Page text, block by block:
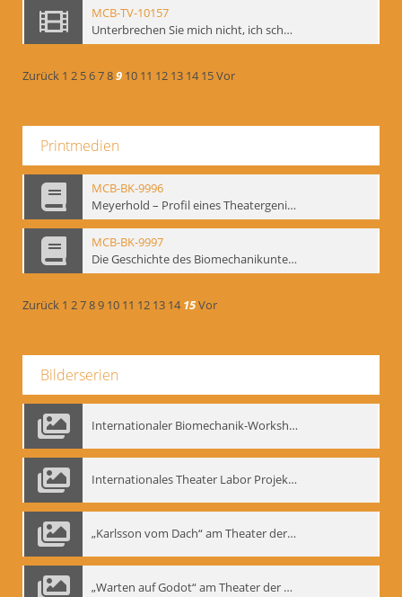
MCB-TV-10157
Unterbrechen Sie mich nicht, ich schweige!, Berlin 2006 - Interne Signatur: BM-vid-127
Zurück 1 2 56789 10 11 12 13 14 15Vor
Printmedien
MCB-BK-9996
Meyerhold – Profil eines Theatergenies. Vortrag. Arbeitsdemonstration - interne Signatur: BM-prt-203
MCB-BK-9997
Die Geschichte des Biomechanikunterrichts im Theater der Satire - interne Signatur: BM-prt-204
Zurück 1 2789 10 11 12 13 14 15Vor
Bilderserien
Internationaler Biomechanik-Workshop, Moskau 1993
Internationales Theater Labor Projekt: Play Don Juan
„Karlsson vom Dach“ am Theater der Satire, Moskau 1985
„Warten auf Godot“ am Theater der Saire, Moskau 1980er